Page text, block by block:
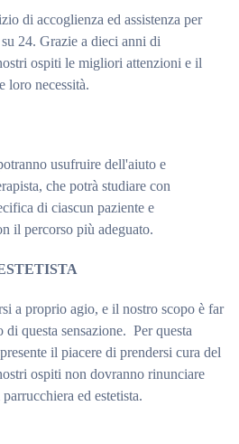
di accoglienza ed assistenza per
24. Grazie a dieci anni di
ospiti le migliori attenzioni e il
loro necessità.
usufruire dell'aiuto e
che potrà studiare con
di ciascun paziente e
il percorso più adeguato.
a proprio agio, e il nostro scopo è far
questa sensazione. Per questa
il piacere di prendersi cura del
ospiti non dovranno rinunciare
ed estetista.